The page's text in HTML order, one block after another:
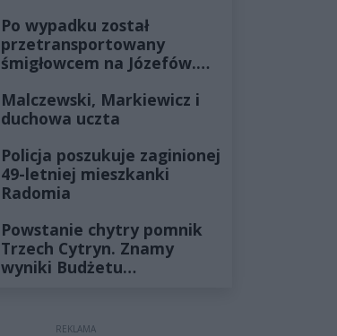
Po wypadku został
przetransportowany
śmigłowcem na Józefów.
żyłach
Malczewski, Markiewicz i
duchowa uczta
Policja poszukuje zaginionej
49-letniej mieszkanki
Radomia
Powstanie chytry pomnik
Trzech Cytryn. Znamy
wyniki Budżetu
REKLAMA